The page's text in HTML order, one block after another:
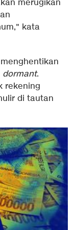
merugikan
kata
dormant.
rekening
di tautan